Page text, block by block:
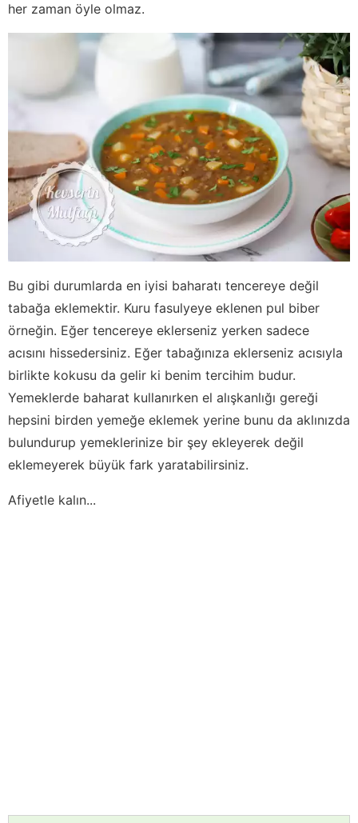
her zaman öyle olmaz.
Bu gibi durumlarda en iyisi baharatı tencereye değil
tabağa eklemektir. Kuru fasulyeye eklenen pul biber
örneğin. Eğer tencereye eklerseniz yerken sadece
acısını hissedersiniz. Eğer tabağınıza eklerseniz acısıyla
birlikte kokusu da gelir ki benim tercihim budur.
Yemeklerde baharat kullanırken el alışkanlığı gereği
hepsini birden yemeğe eklemek yerine bunu da aklınızda
bulundurup yemeklerinize bir şey ekleyerek değil
eklemeyerek büyük fark yaratabilirsiniz.
Afiyetle kalın...